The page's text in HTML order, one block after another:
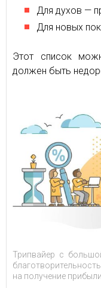
Для духов —
Для новых
Этот список
должен быть
Трипвайер с
на получение прибыли